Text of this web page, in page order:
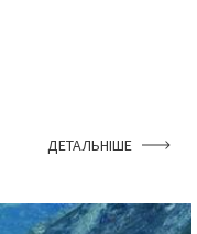
ДЕТАЛЬНІШЕ